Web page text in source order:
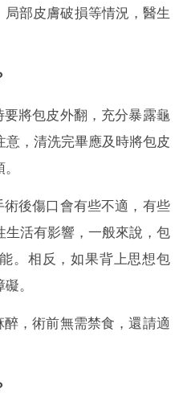
部皮膚破損等情況，醫生
將包皮外翻，充分暴露龜
，清洗完畢應及時將包皮
後傷口會有些不適，有些
生活有影響，一般來說，包
。相反，如果背上思想包
。
，術前無需禁食，還請適